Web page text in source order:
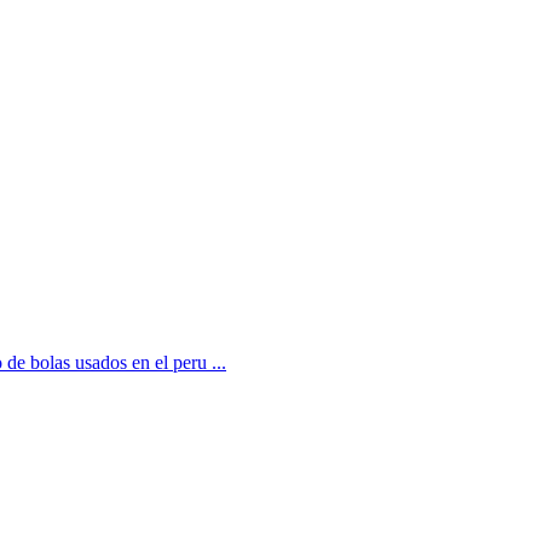
bolas usados en el peru ...